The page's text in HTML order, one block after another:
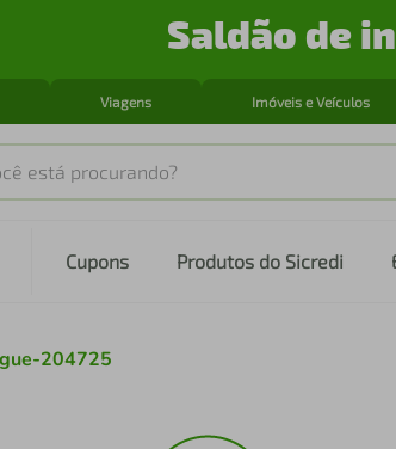
Saldão de
Viagens Imóveis e Veículos
procurando?
Cupons Produtos do Sicredi
204725